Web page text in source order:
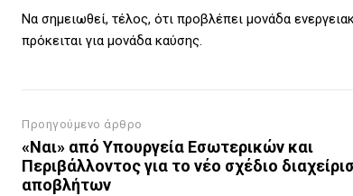
Να σημειωθεί, τέλος, ότι προβλέπει μονάδα
πρόκειται για μονάδα καύσης.
Προηγούμενο άρθρο
«Ναι» από Υπουργεία Εσωτερικών και
Περιβάλλοντος για το νέο σχέδιο
αποβλήτων